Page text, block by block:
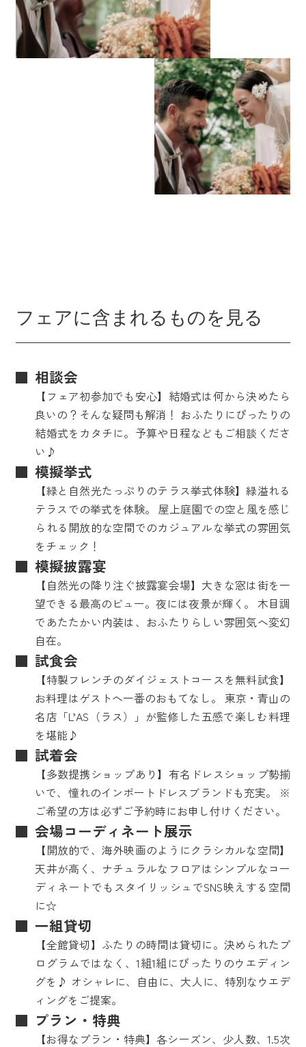
フェアに含まれるものを見る
相談会
【フェア初参加でも安心】結婚式は何から決めたら
良いの？そんな疑問も解消！ おふたりにぴったりの
結婚式をカタチに。予算や日程などもご相談くださ
い♪
模擬挙式
【緑と自然光たっぷりのテラス挙式体験】緑溢れる
テラスでの挙式を体験。 屋上庭園での空と風を感じ
られる開放的な空間でのカジュアルな挙式の雰囲気
をチェック！
模擬披露宴
【自然光の降り注ぐ披露宴会場】大きな窓は街を一
望できる最高のビュー。夜には夜景が輝く。 木目調
であたたかい内装は、おふたりらしい雰囲気へ変幻
自在。
試食会
【特製フレンチのダイジェストコースを無料試食】
お料理はゲストへ一番のおもてなし。 東京・青山の
名店「L’AS（ラス）」が監修した五感で楽しむ料理
を堪能♪
試着会
【多数提携ショップあり】有名ドレスショップ勢揃
いで、憧れのインポートドレスブランドも充実。 ※
ご希望の方は必ずご予約時にお申し付けください。
会場コーディネート展示
【開放的で、海外映画のようにクラシカルな空間】
天井が高く、ナチュラルなフロアはシンプルなコー
ディネートでもスタイリッシュでSNS映えする空間
に☆
一組貸切
【全館貸切】ふたりの時間は貸切に。決められたプ
ログラムではなく、1組1組にぴったりのウエディン
グを♪ オシャレに、自由に、大人に、特別なウエデ
ィングをご提案。
プラン・特典
【お得なプラン・特典】各シーズン、少人数、1.5次